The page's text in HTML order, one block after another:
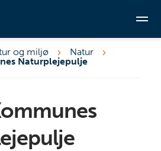
og miljø
Natur
Naturplejepulje
til?
der i puljen?
til?
projekterne?
udbetaling?